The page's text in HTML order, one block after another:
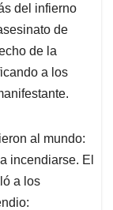
del infierno
de
de la
a los
al mundo:
incendiarse. El
a los